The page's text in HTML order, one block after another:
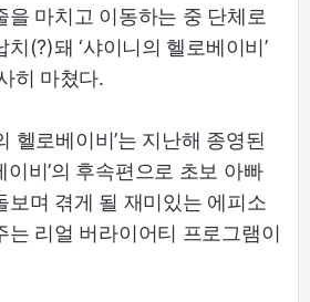
을 마치고 이동하는 중 단체로
(?)돼 ‘샤이니의 헬로베이비’
히 마쳤다.
헬로베이비’는 지난해 종영된
이비’의 후속편으로 초보 아빠
보며 겪게 될 재미있는 에피소
는 리얼 버라이어티 프로그램이